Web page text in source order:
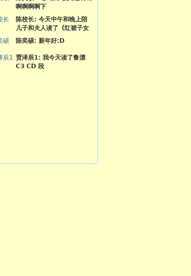
啊啊啊啊下
陈校长: 今天中午和晚上陪
儿子和夫人读了《红裙子女
陈奕硕: 新年好:D
贾泽辰1: 我今天读了鲁漂
C3 CD 段